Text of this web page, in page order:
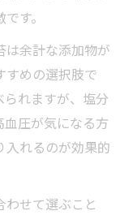
す。
は余計な添加物が
めの選択肢で
れますが、塩分
圧が気になる方
入れるのが効果的
せて選ぶこと